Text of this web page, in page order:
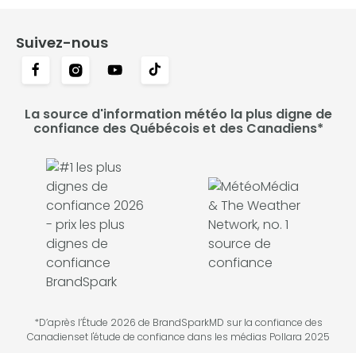
Suivez-nous
La source d'information météo la plus digne de
confiance des Québécois et des Canadiens*
*D’après l’Étude 2026 de BrandSparkMD sur la confiance des
Canadienset l'étude de confiance dans les médias Pollara 2025